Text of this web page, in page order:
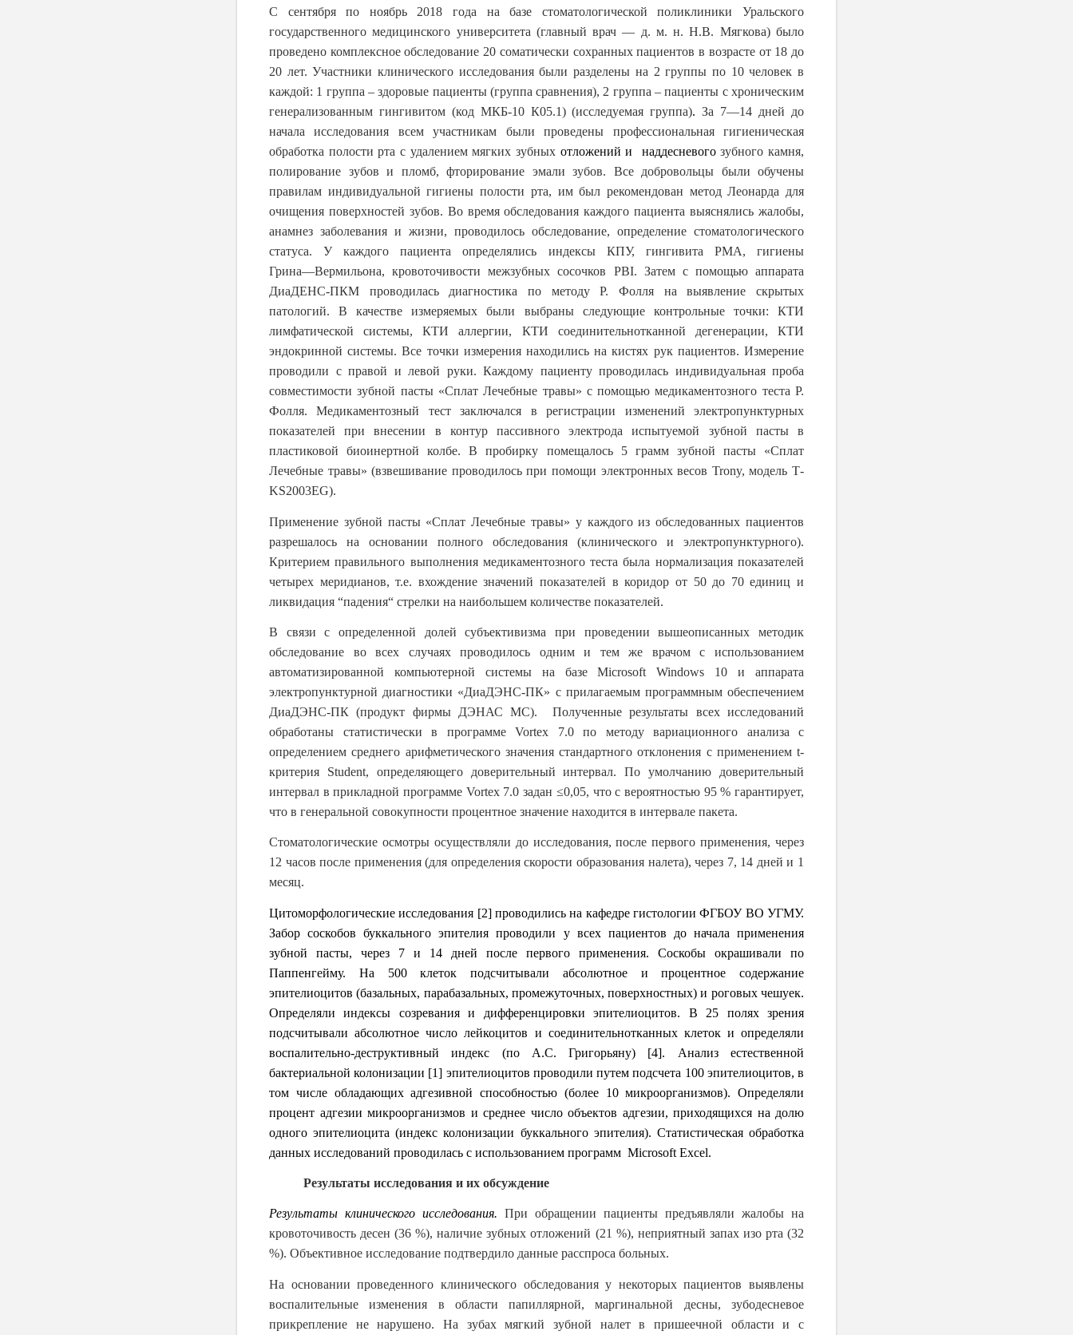
С сентября по ноябрь 2018 года на базе стоматологической поликлиники Уральского
государственного медицинского университета (главный врач ― д. м. н. Н.В. Мягкова) было
проведено комплексное обследование 20 соматически сохранных пациентов в возрасте от 18 до
20 лет. Участники клинического исследования были разделены на 2 группы по 10 человек в
каждой: 1 группа – здоровые пациенты (группа сравнения), 2 группа – пациенты с хроническим
генерализованным гингивитом (код МКБ-10 К05.1) (исследуемая группа).За 7―14 дней до
начала исследования всем участникам были проведены профессиональная гигиеническая
обработка полости рта с удалением мягких зубных отложений и наддесневогозубного камня,
полирование зубов и пломб, фторирование эмали зубов. Все добровольцы были обучены
правилам индивидуальной гигиены полости рта, им был рекомендован метод Леонарда для
очищения поверхностей зубов. Во время обследования каждого пациента выяснялись жалобы,
анамнез заболевания и жизни, проводилось обследование, определение стоматологического
статуса. У каждого пациента определялись индексы КПУ, гингивита РМА, гигиены
Грина―Вермильона, кровоточивости межзубных сосочков PBI. Затем с помощью аппарата
ДиаДЕНС-ПКМ проводилась диагностика по методу Р. Фолля на выявление скрытых
патологий. В качестве измеряемых были выбраны следующие контрольные точки: КТИ
лимфатической системы, КТИ аллергии, КТИ соединительнотканной дегенерации, КТИ
эндокринной системы. Все точки измерения находились на кистях рук пациентов. Измерение
проводили с правой и левой руки. Каждому пациенту проводилась индивидуальная проба
совместимости зубной пасты «Сплат Лечебные травы» с помощью медикаментозного теста Р.
Фолля. Медикаментозный тест заключался в регистрации изменений электропунктурных
показателей при внесении в контур пассивного электрода испытуемой зубной пасты в
пластиковой биоинертной колбе. В пробирку помещалось 5 грамм зубной пасты «Сплат
Лечебные травы» (взвешивание проводилось при помощи электронных весов Trony, модель Т-
KS2003EG).
Применение зубной пасты «Сплат Лечебные травы» у каждого из обследованных пациентов
разрешалось на основании полного обследования (клинического и электропунктурного).
Критерием правильного выполнения медикаментозного теста была нормализация показателей
четырех меридианов, т.е. вхождение значений показателей в коридор от 50 до 70 единиц и
ликвидация “падения“ стрелки на наибольшем количестве показателей.
В связи с определенной долей субъективизма при проведении вышеописанных методик
обследование во всех случаях проводилось одним и тем же врачом с использованием
автоматизированной компьютерной системы на базе Microsoft Windows 10 и аппарата
электропунктурной диагностики «ДиаДЭНС-ПК» с прилагаемым программным обеспечением
ДиаДЭНС-ПК (продукт фирмы ДЭНАС МС). Полученные результаты всех исследований
обработаны статистически в программе Vortex 7.0 по методу вариационного анализа с
определением среднего арифметического значения стандартного отклонения с применением t-
критерия Student, определяющего доверительный интервал. По умолчанию доверительный
интервал в прикладной программе Vortex 7.0 задан ≤0,05, что с вероятностью 95 % гарантирует,
что в генеральной совокупности процентное значение находится в интервале пакета.
Стоматологические осмотры осуществляли до исследования, после первого применения, через
12 часов после применения (для определения скорости образования налета), через 7, 14 дней и 1
месяц.
Цитоморфологические исследования [2] проводились на кафедре гистологии ФГБОУ ВО УГМУ.
Забор соскобов буккального эпителия проводили у всех пациентов до начала применения
зубной пасты, через 7 и 14 дней после первого применения. Соскобы окрашивали по
Паппенгейму. На 500 клеток подсчитывали абсолютное и процентное содержание
эпителиоцитов (базальных, парабазальных, промежуточных, поверхностных) и роговых чешуек.
Определяли индексы созревания и дифференцировки эпителиоцитов. В 25 полях зрения
подсчитывали абсолютное число лейкоцитов и соединительнотканных клеток и определяли
воспалительно-деструктивный индекс (по А.С. Григорьяну) [4]. Анализ естественной
бактериальной колонизации [1] эпителиоцитов проводили путем подсчета 100 эпителиоцитов, в
том числе обладающих адгезивной способностью (более 10 микроорганизмов). Определяли
процент адгезии микроорганизмов и среднее число объектов адгезии, приходящихся на долю
одного эпителиоцита (индекс колонизации буккального эпителия). Статистическая обработка
данных исследований проводилась с использованием программ Microsoft Excel.
Результаты исследования и их обсуждение
Результаты клинического исследования. При обращении пациенты предъявляли жалобы на
кровоточивость десен (36 %), наличие зубных отложений (21 %), неприятный запах изо рта (32
%). Объективное исследование подтвердило данные расспроса больных.
На основании проведенного клинического обследования у некоторых пациентов выявлены
воспалительные изменения в области папиллярной, маргинальной десны, зубодесневое
прикрепление не нарушено. На зубах мягкий зубной налет в пришеечной области и с